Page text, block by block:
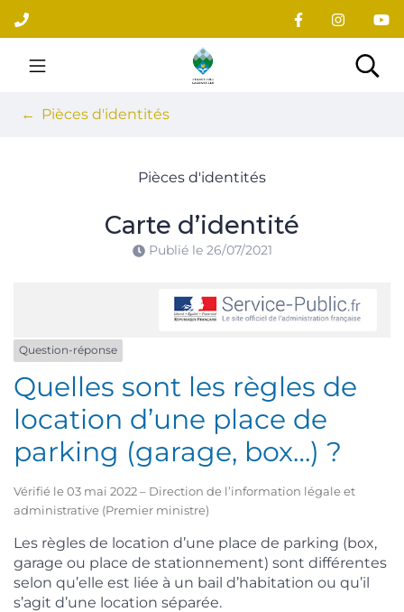
Aller
au
contenu
Site officiel du village
Pièces d'identités
Pièces d'identités
Carte d’identité
Publié le 26/07/2021
Question-réponse
Quelles sont les règles de
location d’une place de
parking (garage, box…) ?
Vérifié le 03 mai 2022 – Direction de l’information légale et
administrative (Premier ministre)
Les règles de location d’une place de parking (box,
garage ou place de stationnement) sont différentes
selon qu’elle est liée à un bail d’habitation ou qu’il
s’agit d’une location séparée.